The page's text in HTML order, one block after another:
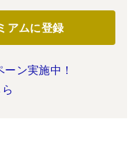
アムに登録
ン実施中！